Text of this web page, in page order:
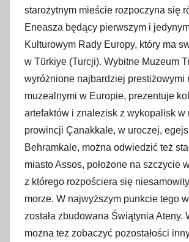
starożytnym mieście rozpoczyna się
Eneasza będący pierwszym i
Kulturowym Rady Europy, który ma
w Türkiye (Turcji). Wybitne Muzeum
wyróżnione najbardziej prestiżowymi
muzealnymi w Europie, prezentuje
artefaktów i znalezisk z wykopalisk w
prowincji Çanakkale, w uroczej,
Behramkale, można odwiedzić też
miasto Assos, położone na szczycie
z którego rozpościera się
morze. W najwyższym punkcie tego
została zbudowana Świątynia Ateny.
można też zobaczyć pozostałości